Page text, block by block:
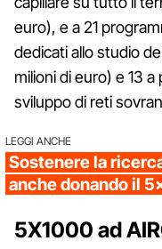
euro), e a 21
dedicati allo studio
milioni di euro) e 13
sviluppo di reti
LEGGI ANCHE
Sostenere la
anche donando il
5X1000 ad